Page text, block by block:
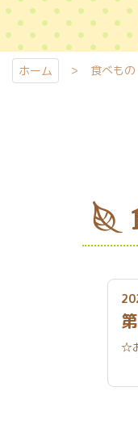
ホーム 食べもの
☆